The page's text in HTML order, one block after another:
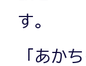
す。
「あか